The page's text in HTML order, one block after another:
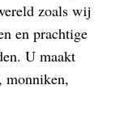
zoals wij
en prachtige
U maakt
monniken,